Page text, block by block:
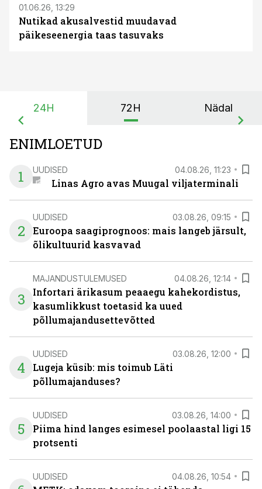
01.06.26, 13:29
Nutikad akusalvestid muudavad
päikeseenergia taas tasuvaks
24H 72H Nädal
ENIMLOETUD
1
UUDISED 04.08.26, 11:23
Linas Agro avas Muugal viljaterminali
2
UUDISED 03.08.26, 09:15
Euroopa saagiprognoos: mais langeb järsult,
õlikultuurid kasvavad
3
MAJANDUSTULEMUSED 04.08.26, 12:14
Infortari ärikasum peaaegu kahekordistus,
kasumlikkust toetasid ka uued
põllumajandusettevõtted
4
UUDISED 03.08.26, 12:00
Lugeja küsib: mis toimub Läti
põllumajanduses?
5
UUDISED 03.08.26, 14:00
Piima hind langes esimesel poolaastal ligi 15
protsenti
UUDISED 04.08.26, 10:54